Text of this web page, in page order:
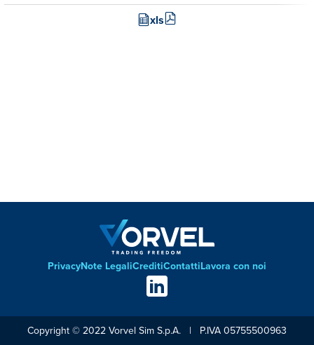
xls
Footer
PrivacyNote LegaliCreditiContattiLavora con noi
Social
links
Copyright © 2022 Vorvel Sim S.p.A. | P.IVA 05755500963